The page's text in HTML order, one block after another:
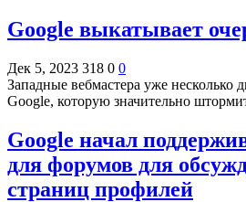
Google выкатывает
Дек 5, 2023 318 0 0
Западные вебмастера уже несколько
Google, которую значительно
Google начал
для форумов для
страниц профилей